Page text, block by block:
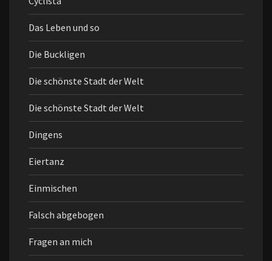
Das Leben und so
Die Buckligen
Die schönste Stadt der Welt
Die schönste Stadt der Welt
Dingens
Eiertanz
Einmischen
Falsch abgebogen
Fragen an mich